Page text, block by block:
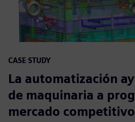
CASE STUDY
La automatización
de maquinaria a
mercado competitivo